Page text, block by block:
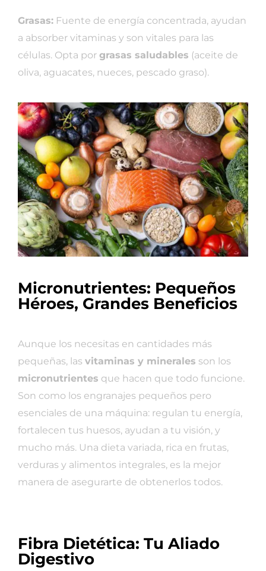
Grasas: Fuente de energía concentrada, ayudan
a absorber vitaminas y son vitales para las
células. Opta por grasas saludables (aceite de
oliva, aguacates, nueces, pescado graso).
Micronutrientes: Pequeños
Héroes, Grandes Beneficios
Aunque los necesitas en cantidades más
pequeñas, las vitaminas y minerales son los
micronutrientes que hacen que todo funcione.
Son como los engranajes pequeños pero
esenciales de una máquina: regulan tu energía,
fortalecen tus huesos, ayudan a tu visión, y
mucho más. Una dieta variada, rica en frutas,
verduras y alimentos integrales, es la mejor
manera de asegurarte de obtenerlos todos.
Fibra Dietética: Tu Aliado
Digestivo